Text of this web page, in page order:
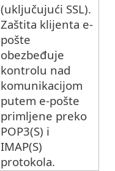
(uključujući SSL).
Zaštita klijenta e-
pošte
obezbeđuje
kontrolu nad
komunikacijom
putem e-pošte
primljene preko
POP3(S) i
IMAP(S)
protokola.